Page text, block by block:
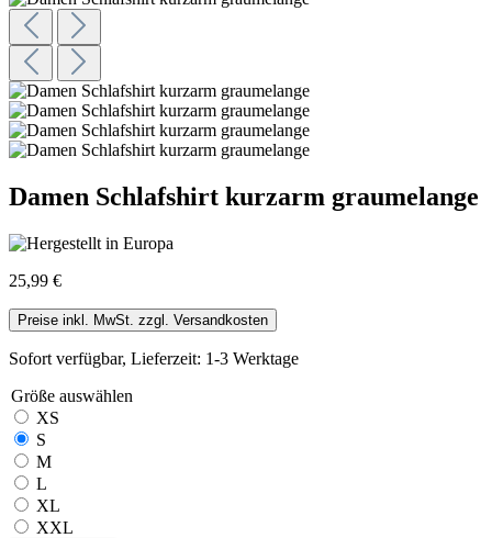
Damen Schlafshirt kurzarm graumelange
25,99 €
Preise inkl. MwSt. zzgl. Versandkosten
Sofort verfügbar, Lieferzeit: 1-3 Werktage
Größe auswählen
XS
S
M
L
XL
XXL